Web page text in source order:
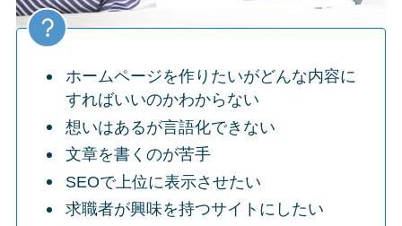
ホームページを作りたいがどんな内容に
すればいいのかわからない
想いはあるが言語化できない
文章を書くのが苦手
SEOで上位に表示させたい
求職者が興味を持つサイトにしたい